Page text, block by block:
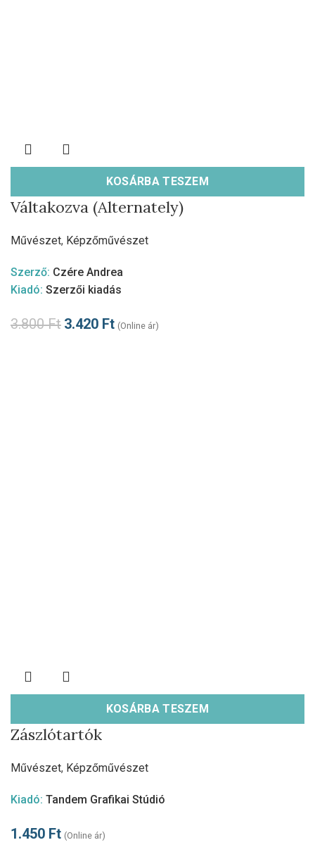
KOSÁRBA TESZEM
Váltakozva (Alternately)
Művészet, Képzőművészet
Szerző: Czére Andrea
Kiadó: Szerzői kiadás
3.800Ft 3.420 Ft (Online ár)
KOSÁRBA TESZEM
Zászlótartók
Művészet, Képzőművészet
Kiadó: Tandem Grafikai Stúdió
1.450 Ft (Online ár)